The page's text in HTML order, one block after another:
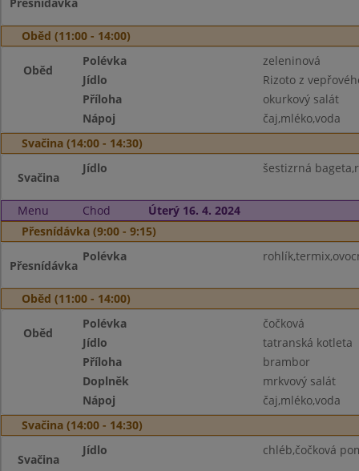
Oběd (11:00 - 14:00)
Oběd
Polévka
zeleninová
Jídlo
Rizoto z
Příloha
okurkový salát
Nápoj
čaj,mléko,voda
Svačina (14:00 - 14:30)
Svačina
Jídlo šestizrná
Menu Chod
Úterý 16. 4. 2024
Přesnídávka (9:00 - 9:15)
Přesnídávka
Polévka
Oběd (11:00 - 14:00)
Oběd
Polévka
čočková
Jídlo
tatranská kotleta
Příloha
brambor
Doplněk
mrkvový salát
Nápoj
čaj,mléko,voda
Svačina (14:00 - 14:30)
Svačina
Jídlo chléb,čočková